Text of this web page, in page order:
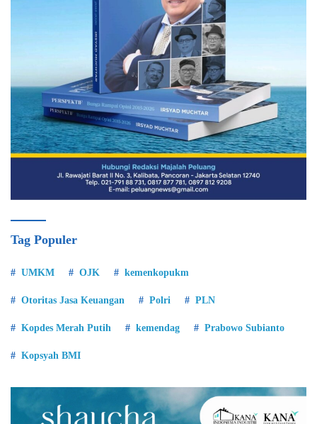
Tag Populer
UMKM OJK kemenkopukm
Otoritas Jasa Keuangan Polri PLN
Kopdes Merah Putih kemendag Prabowo Subianto
Kopsyah BMI